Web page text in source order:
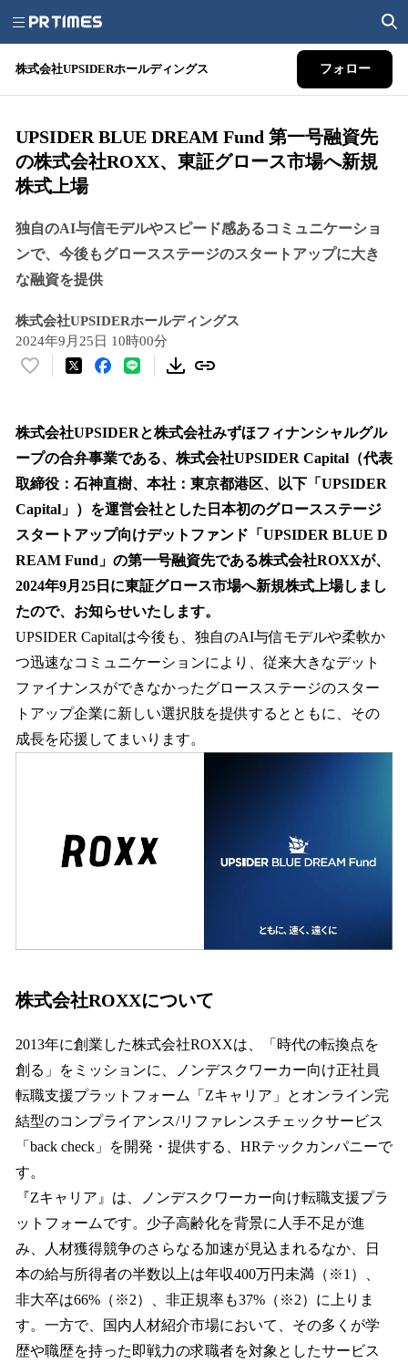
株式会社UPSIDERホールディングス フォロー
UPSIDER BLUE DREAM Fund 第一号融資先
の株式会社ROXX、東証グロース市場へ新規
株式上場
独自のAI与信モデルやスピード感あるコミュニケーショ
ンで、今後もグロースステージのスタートアップに大き
な融資を提供
株式会社UPSIDERホールディングス
2024年9月25日 10時00分
い
！
数
を
読
み
込
み
中
で
す
株式会社UPSIDERと株式会社みずほフィナンシャルグル
ープの合弁事業である、株式会社UPSIDER Capital（代表
取締役：石神直樹、本社：東京都港区、以下「UPSIDER
Capital」）を運営会社とした日本初のグロースステージ
スタートアップ向けデットファンド「UPSIDER BLUE D
REAM Fund」の第一号融資先である株式会社ROXXが、
2024年9月25日に東証グロース市場へ新規株式上場しまし
たので、お知らせいたします。
UPSIDER Capitalは今後も、独自のAI与信モデルや柔軟か
つ迅速なコミュニケーションにより、従来大きなデット
ファイナンスができなかったグロースステージのスター
トアップ企業に新しい選択肢を提供するとともに、その
成長を応援してまいります。
株式会社ROXXについて
2013年に創業した株式会社ROXXは、「時代の転換点を
創る」をミッションに、ノンデスクワーカー向け正社員
転職支援プラットフォーム「Zキャリア」とオンライン完
結型のコンプライアンス/リファレンスチェックサービス
「back check」を開発・提供する、HRテックカンパニーで
す。
『Zキャリア』は、ノンデスクワーカー向け転職支援プラ
ットフォームです。少子高齢化を背景に人手不足が進
み、人材獲得競争のさらなる加速が見込まれるなか、日
本の給与所得者の半数以上は年収400万円未満（※1）、
非大卒は66%（※2）、非正規率も37%（※2）に上りま
す。一方で、国内人材紹介市場において、その多くが学
歴や職歴を持った即戦力の求職者を対象としたサービス